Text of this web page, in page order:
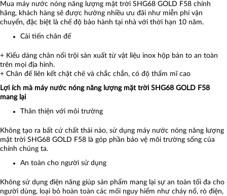
Mua máy nước nóng năng lượng mặt trời SHG68 GOLD F58 chính
hãng, khách hàng sẽ được hưởng nhiều ưu đãi như miễn phí vận
chuyển, đặc biệt là chế độ bảo hành tại nhà với thời hạn 10 năm.
Cải tiến chân đế
+ Kiểu dáng chân nổi trội sản xuất từ vật liệu inox hộp bản to an toàn
trên mọi địa hình.
+ Chân đế liên kết chặt chẽ và chắc chắn, có độ thẩm mĩ cao
Lợi ích mà máy nước nóng năng lượng mặt trời SHG68 GOLD F58
mang lại
Thân thiện với môi trường
Không tạo ra bất cứ chất thải nào, sử dụng máy nước nóng năng lượng
mặt trời SHG68 GOLD F58 là góp phần bảo vệ môi trường sống của
chính chúng ta.
An toàn cho người sử dụng
Không sử dụng điện năng giúp sản phẩm mang lại sự an toàn tối đa cho
người dùng, loại bỏ hoàn toàn các mối nguy hiểm như cháy nổ, rò điện,